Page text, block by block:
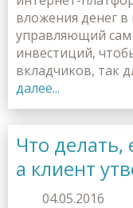
вложения денег
управляющий сам
инвестиций,
вкладчиков, так
далее...
Что делать,
а клиент
04.05.2016